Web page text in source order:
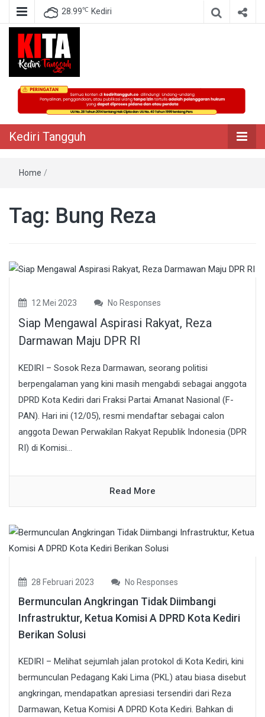
28.99℃ Kediri
Kediri Tangguh
Berita Akurat Terpercaya
Kediri Tangguh
Home /
Tag: Bung Reza
12 Mei 2023 No Responses
Siap Mengawal Aspirasi Rakyat, Reza
Darmawan Maju DPR RI
KEDIRI – Sosok Reza Darmawan, seorang politisi
berpengalaman yang kini masih mengabdi sebagai anggota
DPRD Kota Kediri dari Fraksi Partai Amanat Nasional (F-
PAN). Hari ini (12/05), resmi mendaftar sebagai calon
anggota Dewan Perwakilan Rakyat Republik Indonesia (DPR
RI) di Komisi...
Read More
28 Februari 2023 No Responses
Bermunculan Angkringan Tidak Diimbangi
Infrastruktur, Ketua Komisi A DPRD Kota Kediri
Berikan Solusi
KEDIRI – Melihat sejumlah jalan protokol di Kota Kediri, kini
bermunculan Pedagang Kaki Lima (PKL) atau biasa disebut
angkringan, mendapatkan apresiasi tersendiri dari Reza
Darmawan, Ketua Komisi A DPRD Kota Kediri. Bahkan di